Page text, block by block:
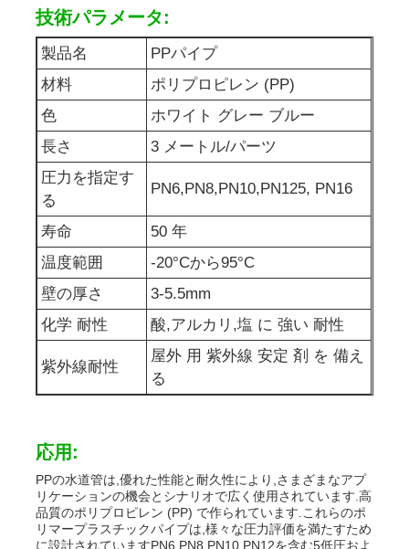
PPは構造板をくり抜く
PP壁紙
ポリプロピレン シート
PPパイプ
ポリプロピレン管材
技術パラメータ:
製品名
PPパイプ
材料
ポリプロピレン (PP)
色
ホワイト グレー ブルー
長さ
3 メートル/パーツ
圧力を指定す
る
PN6,PN8,PN10,PN125, PN16
寿命
50 年
温度範囲
-20°Cから95°C
壁の厚さ
3-5.5mm
化学 耐性
酸,アルカリ,塩 に 強い 耐性
紫外線耐性
屋外 用 紫外線 安定 剤 を 備え
る
応用:
PPの水道管は,優れた性能と耐久性により,さまざまなアプ
リケーションの機会とシナリオで広く使用されています.高
品質のポリプロピレン (PP) で作られています.これらのポ
リマープラスチックパイプは,様々な圧力評価を満たすため
に設計されていますPN6,PN8,PN10,PN12を含む5低圧およ